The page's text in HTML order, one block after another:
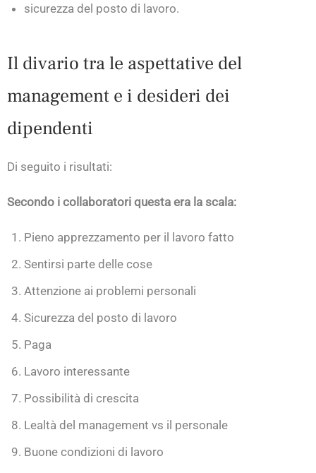
sicurezza del posto di lavoro.
Il divario tra le aspettative del
management e i desideri dei
dipendenti
Di seguito i risultati:
Secondo i collaboratori questa era la scala:
Pieno apprezzamento per il lavoro fatto
Sentirsi parte delle cose
Attenzione ai problemi personali
Sicurezza del posto di lavoro
Paga
Lavoro interessante
Possibilità di crescita
Lealtà del management vs il personale
Buone condizioni di lavoro